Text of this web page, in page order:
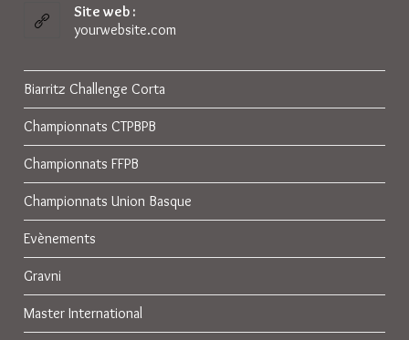
Site web :
yourwebsite.com
Biarritz Challenge Corta
Championnats CTPBPB
Championnats FFPB
Championnats Union Basque
Evènements
Gravni
Master International